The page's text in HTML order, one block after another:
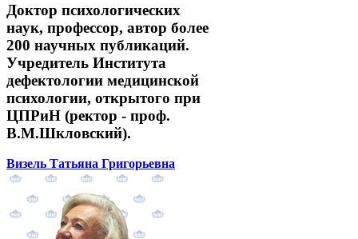
Доктор психологических
наук, профессор, автор более
200 научных публикаций.
Учредитель Института
дефектологии медицинской
психологии, открытого при
ЦПРиН (ректор - проф.
В.М.Шкловский).
Визель Татьяна Григорьевна